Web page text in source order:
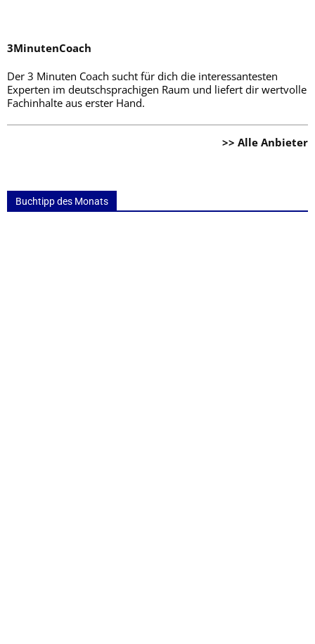
3MinutenCoach
Der 3 Minuten Coach sucht für dich die interessantesten
Experten im deutschsprachigen Raum und liefert dir wertvolle
Fachinhalte aus erster Hand.
>> Alle Anbieter
Buchtipp des Monats